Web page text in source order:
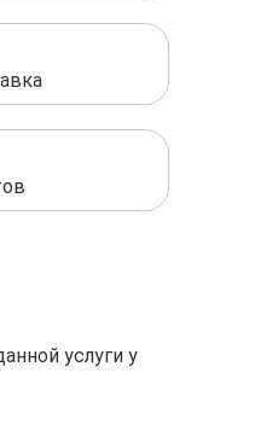
услуги у